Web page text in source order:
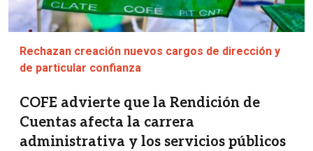
Rechazan creación nuevos cargos de dirección y
de particular confianza
COFE advierte que la Rendición de
Cuentas afecta la carrera
administrativa y los servicios públicos